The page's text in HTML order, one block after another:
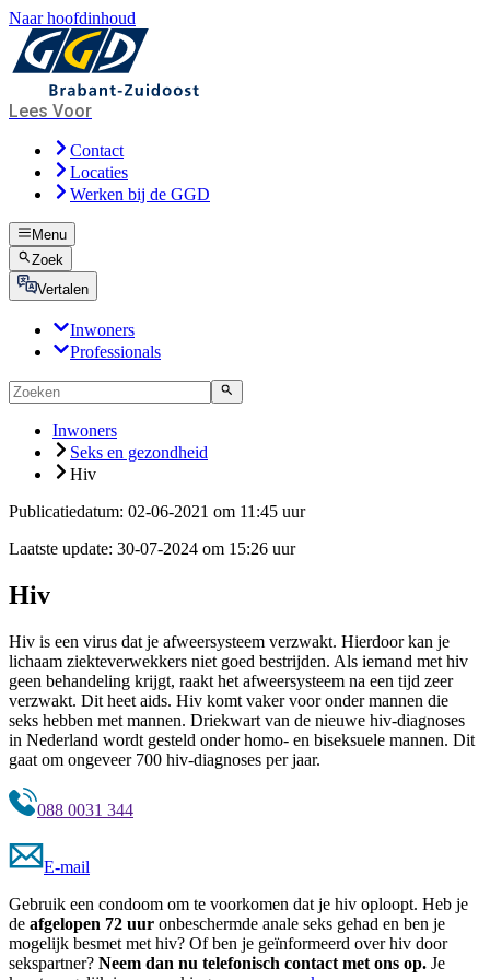
Naar hoofdinhoud
Lees Voor
Contact
Locaties
Werken bij de GGD
Menu
Zoek
Vertalen
Inwoners
Professionals
Inwoners
Seks en gezondheid
Hiv
Publicatiedatum: 02-06-2021 om 11:45 uur
Laatste update: 30-07-2024 om 15:26 uur
Hiv
Hiv is een virus dat je afweersysteem verzwakt. Hierdoor kan je
lichaam ziekteverwekkers niet goed bestrijden. Als iemand met hiv
geen behandeling krijgt, raakt het afweersysteem na een tijd zeer
verzwakt. Dit heet aids. Hiv komt vaker voor onder mannen die
seks hebben met mannen. Driekwart van de nieuwe hiv-diagnoses
in Nederland wordt gesteld onder homo- en biseksuele mannen. Dit
gaat om ongeveer 700 hiv-diagnoses per jaar.
088 0031 344
E-mail
Gebruik een condoom om te voorkomen dat je hiv oploopt. Heb je
de afgelopen 72 uur onbeschermde anale seks gehad en ben je
mogelijk besmet met hiv? Of ben je geïnformeerd over hiv door
sekspartner? Neem dan nu telefonisch contact met ons op. Je